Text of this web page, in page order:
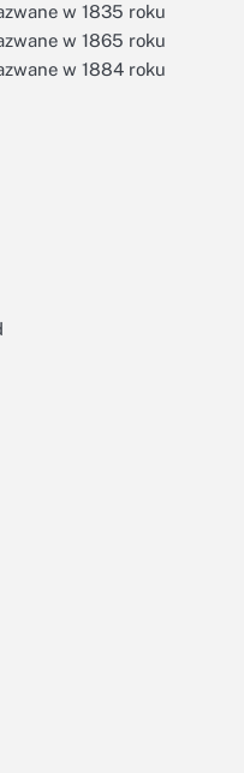
w 1835 roku
w 1865 roku
w 1884 roku